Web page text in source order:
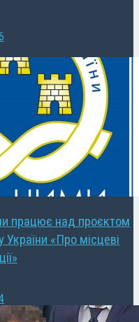
працює над проєктом
України «Про місцеві